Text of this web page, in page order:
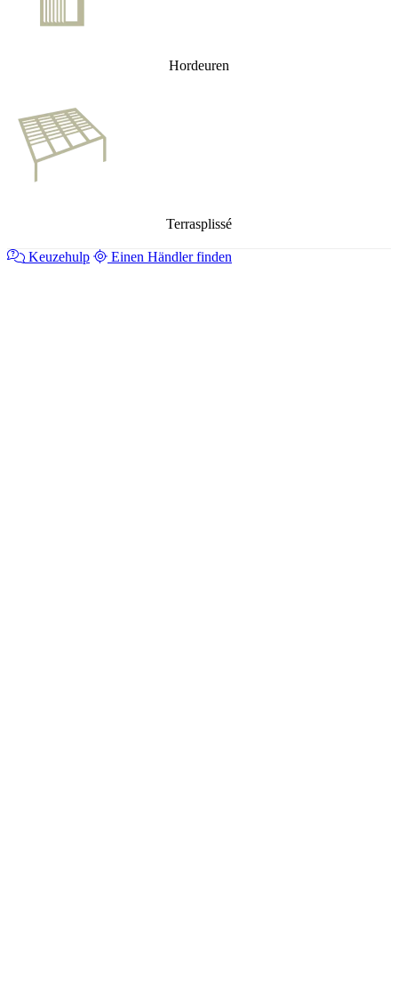
Hordeuren
Terrasplissé
Keuzehulp Einen Händler finden